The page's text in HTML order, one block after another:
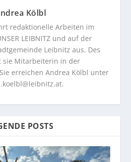
Kölbl
redaktionelle Arbeiten im
LEIBNITZ und auf der
Leibnitz aus. Des
sie Mitarbeiterin in der
erreichen Andrea Kölbl unter
.
POSTS